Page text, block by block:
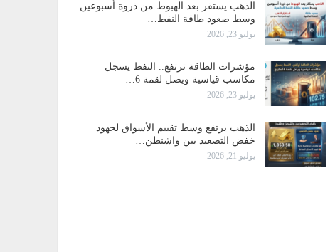
الذهب يستقر بعد الهبوط من ذروة أسبوعين
وسط صعود طاقة النفط…
يوليو 23, 2026
مؤشرات الطاقة ترتفع.. النفط يسجل
مكاسب قياسية ويصل لقمة 6…
يوليو 23, 2026
الذهب يرتفع وسط تقييم الأسواق لجهود
خفض التصعيد بين واشنطن…
يوليو 21, 2026